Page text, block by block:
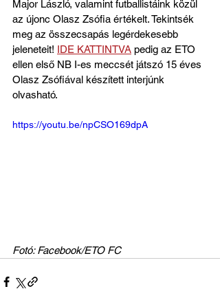
Major László, valamint futballistáink közül
az újonc Olasz Zsófia értékelt. Tekintsék
meg az összecsapás legérdekesebb
jeleneteit! IDE KATTINTVA pedig az ETO
ellen első NB I-es meccsét játszó 15 éves
Olasz Zsófiával készített interjúnk
olvasható.
https://youtu.be/npCSO169dpA
Fotó: Facebook/ETO FC